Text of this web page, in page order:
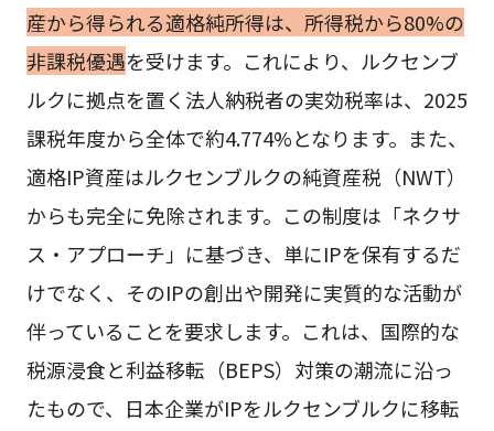
産から得られる適格純所得は、所得税から80%の
非課税優遇を受けます。これにより、ルクセンブ
ルクに拠点を置く法人納税者の実効税率は、2025
課税年度から全体で約4.774%となります。また、
適格IP資産はルクセンブルクの純資産税（NWT）
からも完全に免除されます。この制度は「ネクサ
ス・アプローチ」に基づき、単にIPを保有するだ
けでなく、そのIPの創出や開発に実質的な活動が
伴っていることを要求します。これは、国際的な
税源浸食と利益移転（BEPS）対策の潮流に沿っ
たもので、日本企業がIPをルクセンブルクに移転